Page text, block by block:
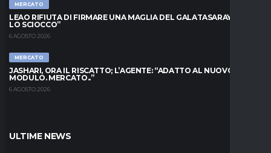
MERCATO
LEAO RIFIUTA DI FIRMARE UNA MAGLIA DEL GALATASARAY: “FAI
LO SCIOCCO”
6 AGOSTO 2026
MERCATO
JASHARI, ORA IL RISCATTO; L’AGENTE: “ADATTO AL NUOVO
MODULO. MERCATO..”
6 AGOSTO 2026
ULTIME NEWS